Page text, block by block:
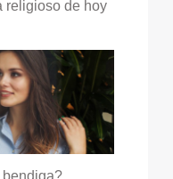
religioso de hoy